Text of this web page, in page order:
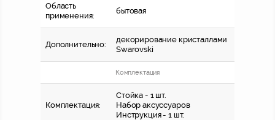
Область
применения:
бытовая
Дополнительно:
декорирование кристаллами
Swarovski
Комплектация
Комплектация:
Стойка - 1 шт.
Набор аксуссуаров
Инструкция - 1 шт.